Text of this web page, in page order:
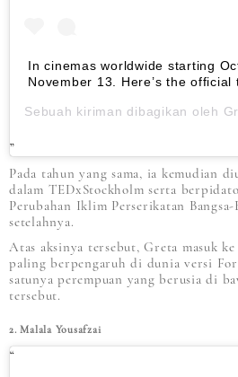
In cinemas worldwide starting
November 13. Here’s the official
Sebuah kiriman dibagikan oleh
Pada tahun yang sama, ia kemudian
dalam TEDxStockholm serta
Perubahan Iklim Perserikatan
setelahnya.
Atas aksinya tersebut, Greta masuk
paling berpengaruh di dunia versi
satunya perempuan yang berusia di
tersebut.
2. Malala Yousafzai